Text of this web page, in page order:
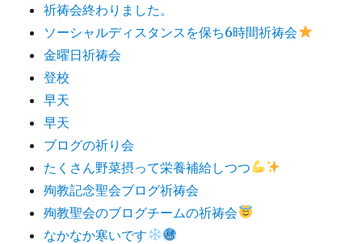
祈祷会終わりました。
ソーシャルディスタンスを保ち6時間祈祷会
金曜日祈祷会
登校
早天
早天
ブログの祈り会
たくさん野菜摂って栄養補給しつつ
殉教記念聖会ブログ祈祷会
殉教聖会のブログチームの祈祷会
なかなか寒いです